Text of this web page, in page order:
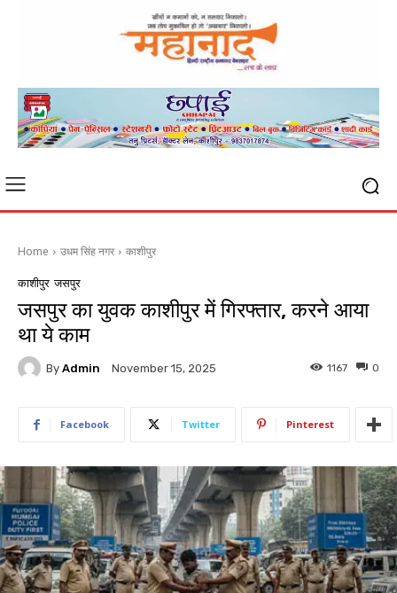
Home उधम सिंह नगर काशीपुर
काशीपुर जसपुर
जसपुर का युवक काशीपुर में गिरफ्तार, करने आया
था ये काम
By Admin November 15, 2025 0
1167
Facebook Twitter Pinterest